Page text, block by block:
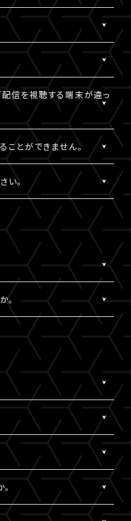
かご確認ください。不要
で、ご注意ください。
が押されていませんか？
Lockキーが外れた状態で行
らよりご確認ください。
合、LINEやメール等のアプ
ウザ（iPhone・iPadの場合
」）で当サービスをご利
力ではログインできませ
いかご確認ください。不要
、ご注意ください。
が押されていませんか？
Lockキーが外れた状態で行
これに限りません。
信でSNSや動画サイトな
的責任に問われる場合が
き、視聴ページを更新してく
末により異なります。
すと、全画面での表示に
じボタンを押すと、元の画
ート（消音）になっていな
っていないか、音量設定が
配信を視聴する端末が違っ
A!-ID（メールアドレス）・
が違ってもご視聴いただ
であることをご確認のうえ、
に再生できることをご確
ことができません。
トをお持ちの方に限りご
聴でも視聴チケットのご
販売期間や販売価格など
い。
ただくには、インターネ
照) を確保していただくこ
推奨速度
20Mbps以上
9Mbps以上
3Mbps以上
1.2Mbps以上
おりです。
ットをお持ちの方に限りご
聴でも視聴チケットのご
販売期間や販売価格など
。
信と同じ配信視聴ページ
売ページ、「マイページ
だけます。
内しております。
です。
利用いただけない場合が
い。
が必要です。
設定」にて登録・変更が可能
場合は登録できませんの
て設定が可能です。
だけます。
スマートフォンではチャット